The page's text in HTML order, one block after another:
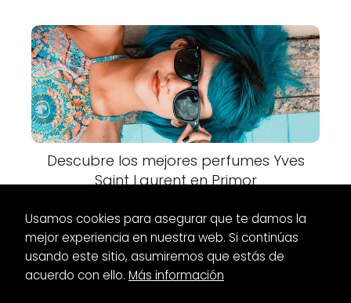
Descubre los mejores perfumes Yves
Saint Laurent en Primor
Tendencias
Tendencias color pelo 2021-2022:
Usamos cookies para asegurar que te damos la
mejor experiencia en nuestra web. Si continúas
usando este sitio, asumiremos que estás de
acuerdo con ello. Más información